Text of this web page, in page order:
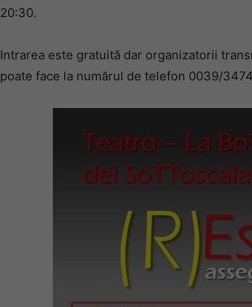
20:30.
Intrarea este gratuită dar organizatorii
poate face la numărul de telefon 0039/